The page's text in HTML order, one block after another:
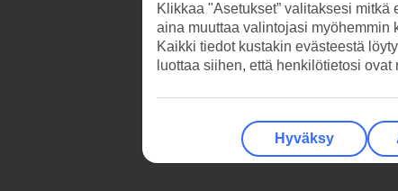
Klikkaa "Asetukset” valitaksesi
aina muuttaa valintojasi myöhemmin
Kaikki tiedot kustakin evästeestä
luottaa siihen, että henkilötietosi
Hyväksy